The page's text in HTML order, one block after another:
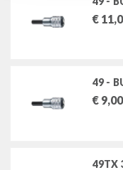
€
49 -
€ 9,00
49TX